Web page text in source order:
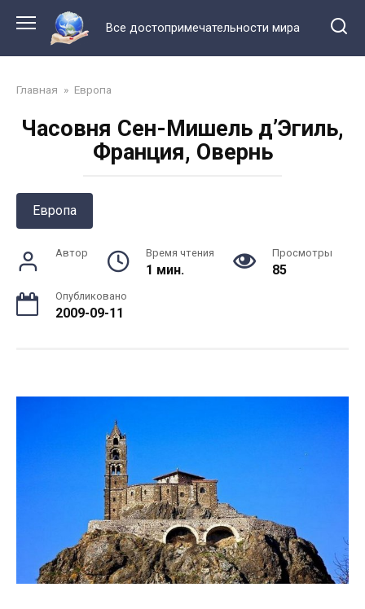
контенту
Все достопримечательности мира
Главная » Европа
Часовня Сен-Мишель д’Эгиль,
Франция, Овернь
Европа
Автор Время чтения
1 мин.
Просмотры
85
Опубликовано
2009-09-11